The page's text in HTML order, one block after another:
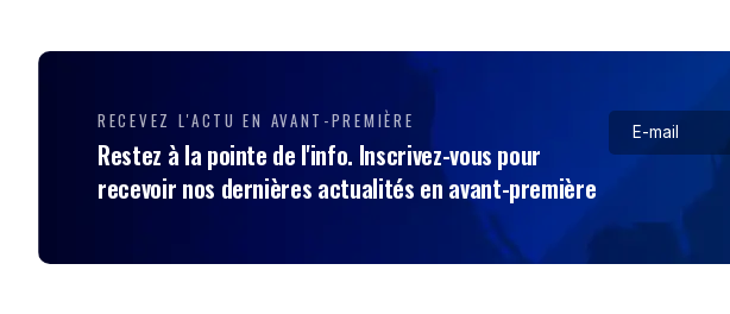
RECEVEZ L'ACTU EN AVANT-PREMIÈRE
Restez à la pointe de l'info. Inscrivez-vous pour
recevoir nos dernières actualités en avant-première